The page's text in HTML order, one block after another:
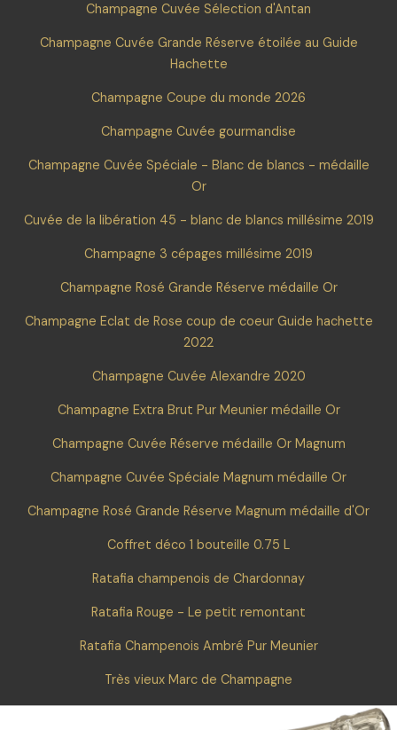
Champagne Cuvée Sélection d'Antan
Champagne Cuvée Grande Réserve étoilée au Guide
Hachette
Champagne Coupe du monde 2026
Champagne Cuvée gourmandise
Champagne Cuvée Spéciale - Blanc de blancs - médaille
Or
Cuvée de la libération 45 - blanc de blancs millésime 2019
Champagne 3 cépages millésime 2019
Champagne Rosé Grande Réserve médaille Or
Champagne Eclat de Rose coup de coeur Guide hachette
2022
Champagne Cuvée Alexandre 2020
Champagne Extra Brut Pur Meunier médaille Or
Champagne Cuvée Réserve médaille Or Magnum
Champagne Cuvée Spéciale Magnum médaille Or
Champagne Rosé Grande Réserve Magnum médaille d'Or
Coffret déco 1 bouteille 0.75 L
Ratafia champenois de Chardonnay
Ratafia Rouge - Le petit remontant
Ratafia Champenois Ambré Pur Meunier
Très vieux Marc de Champagne